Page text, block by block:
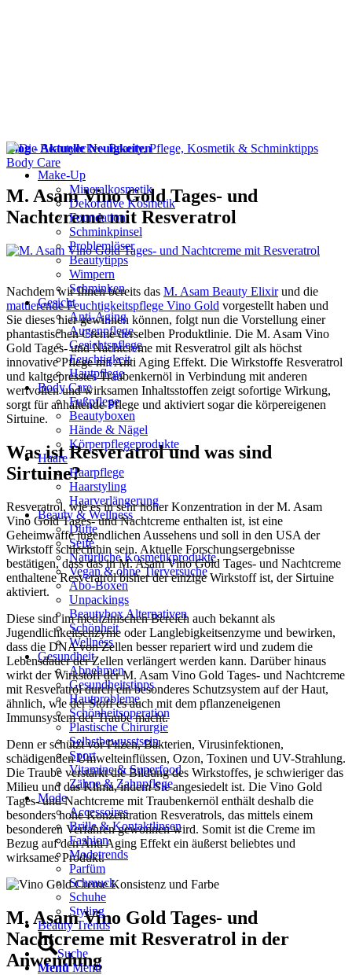
Make-Up
Mineralkosmetik
Dekorative Kosmetik
Foundation
Schminkpinsel
Problemlöser
Beautytipps
Wimpern
Schminken
Gesicht
Anti-Aging
Augenpflege
Gesichtspflege
Feuchtigkeit
Hautpflege
Body Care
Fußpflege
Beautyboxen
Hände & Nägel
Körperpflegeprodukte
Haare
Haarpflege
Haarstyling
Haarverlängerung
Beauty & Wellness
Düfte
Seife
Natürliche Kosmetikprodukte
Vegan & ohne Tierversuche
Abo-Boxen
Unpackings
Beautybox Alternativen
Schönheit
Wellness
Gesundheit
Abnehmen
Gesundheitstipps
Hautprobleme
Schönheitsoperation
Plastische Chirurgie
Selbstbewusstsein
Sport
Vitamine & Superfood
Zähne & Zahnpflege
Mode
Accessoires
Brille & Kontaktlinsen
Fashion
Modetrends
Parfüm
Schmuck
Schuhe
Styling
Beauty Trends
Suche
Menü Menü
Blog - Aktuelle Neuigkeiten
Body Care
M. Asam Vino Gold Tages- und
Nachtcreme mit Resveratrol
Nachdem wir Ihnen bereits das M. Asam Beauty Elixirund die
mattierende Feuchtigkeitspflege Vino Gold vorgestellt haben und
Sie dieses hier gewinnen können, folgt nun die Vorstellung einer
phantastischen Creme derselben Produktlinie. Die M. Asam Vino
Gold Tages- und Nachtcreme mit Resveratrol gilt als höchst
innovative Pflege mit Anti Aging Effekt. Die Wirkstoffe Resveratrol
und kaltgepresstes Traubenkernöl in Verbindung mit anderen
wertvollen und wirksamen Inhaltsstoffen zeigt sofortige Wirkung,
sorgt für anhaltende Pflege und aktiviert sogar die körpereigenen
Sirtuine.
Was ist Resveratrol und was sind
Sirtuine?
Resveratrol, wie es in sehr hoher Konzentration in der M. Asam
Vino Gold Tages- und Nachtcreme enthalten ist, ist eine
Geheimwaffe jugendlichen Aussehens und soll in den USA der
Wirkstoff schlechthin sein. Aktuelle Forschungsergebnisse
bestätigen, dass das in M. Asam Vino Gold Tages- und Nachtcreme
enthaltene Resveratrol bisher der einzige Wirkstoff ist, der Sirtuine
aktiviert.
Diese sind im medizinischen Bereich auch bekannt als
Jugendlichkeitsenzyme oder Langlebigkeitsenzyme und bewirken,
dass die DNA von Zellen besser repariert wird und zudem die
Lebensdauer der Zellen verlängert werden kann. Darüber hinaus
wirkt der Wirkstoff der M. Asam Vino Gold Tages- und Nachtcreme
mit Resveratrol durch ein besonderes Schutzsystem auf der Haut,
ähnlich, wie der Stoff es auch mit dem pflanzeneigenen
Immunsystem der Traube macht.
Denn er schützt vor Pilzen, Bakterien, Virusinfektionen,
schädigenden Umwelteinflüssen, Ozon, Toxinen und UV-Strahlung.
Die Traube verstärkt die Bildung des Wirkstoffes, je schwieriger das
Milieu und das Klima, indem Sie angesiedelt ist. Die Vino Gold
Tages- und Nachtcreme mit Traubenkernöl enthält deshalb die
besonders hohe Konzentration Resveratrols, das mittels einem
besonderen Verfahren gewonnen wird. Somit ist die Creme im
Bezug auf den Anti Aging Effekt ein äußerst beliebtes und
wirksames Produkt.
M. Asam Vino Gold Tages- und
Nachtcreme mit Resveratrol in der
Anwendung